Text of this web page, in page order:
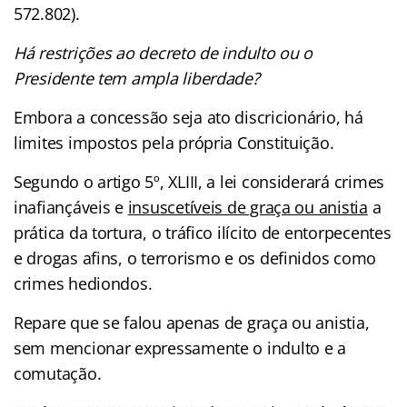
572.802).
Há restrições ao decreto de indulto ou o
Presidente tem ampla liberdade?
Embora a concessão seja ato discricionário, há
limites impostos pela própria Constituição.
Segundo o artigo 5º, XLIII, a lei considerará crimes
inafiançáveis e insuscetíveis de graça ou anistia a
prática da tortura, o tráfico ilícito de entorpecentes
e drogas afins, o terrorismo e os definidos como
crimes hediondos.
Repare que se falou apenas de graça ou anistia,
sem mencionar expressamente o indulto e a
comutação.